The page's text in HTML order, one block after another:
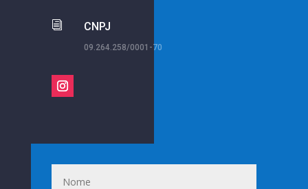
i CNPJ
09.264.258/0001-70